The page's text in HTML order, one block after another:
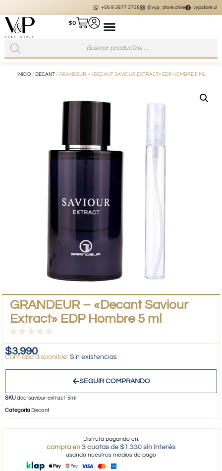
+56 9 3877 3738 @vyp_store.chile vypstore.cl
$0
INICIO / DECANT/ GRANDEUR – «DECANT SAVIOUR EXTRACT» EDP HOMBRE 5 ML
GRANDEUR – «Decant Saviour
Extract» EDP Hombre 5 ml
$3.990 Sin existencias
SEGUIR COMPRANDO
SKUdec-saviour-extract-5ml
Categoría Decant
Disfruta pagando en:
compra en 3 cuotas de $1.330 sin interés
usando nuestros medios de pago